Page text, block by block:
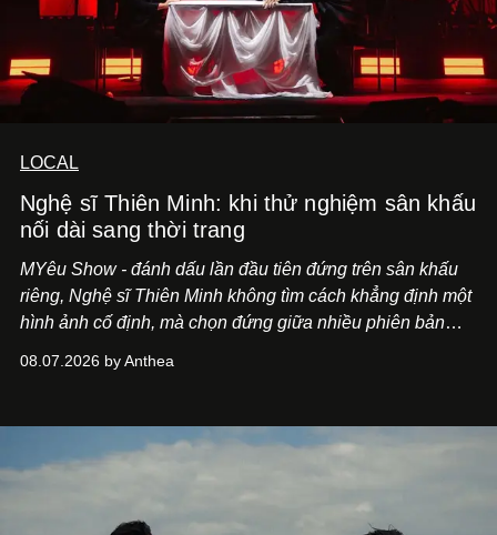
LOCAL
Nghệ sĩ Thiên Minh: khi thử nghiệm sân khấu
nối dài sang thời trang
MYêu Show - đánh dấu lần đầu tiên đứng trên sân khấu
riêng, Nghệ sĩ Thiên Minh không tìm cách khẳng định một
hình ảnh cố định, mà chọn đứng giữa nhiều phiên bản
một bộ suit lụa - như một cách "take the risk" khác, ngoài
08.07.2026 by Anthea